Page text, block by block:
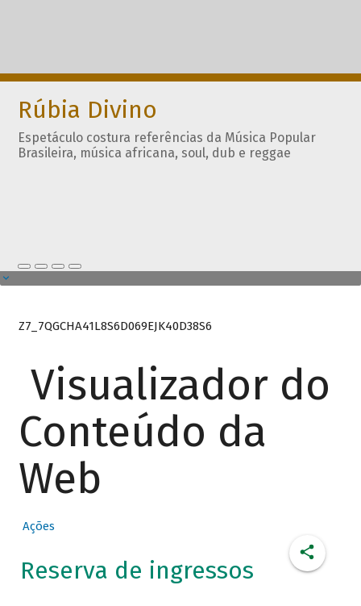
Rúbia Divino
Espetáculo costura referências da Música Popular
Brasileira, música africana, soul, dub e reggae
Z7_7QGCHA41L8S6D069EJK40D38S6
Visualizador do
Conteúdo da
Web
Ações
Reserva de ingressos